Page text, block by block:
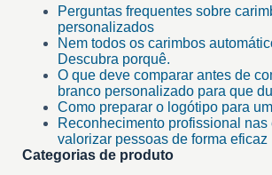
Perguntas frequentes sobre
personalizados
Nem todos os carimbos
Descubra porquê.
O que deve comparar antes de
branco personalizado para que
Como preparar o logótipo para
Reconhecimento profissional nas
valorizar pessoas de forma eficaz
Categorias de produto